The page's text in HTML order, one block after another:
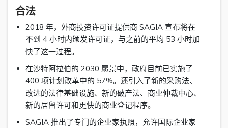
合法
2018 年，外商投资许可证提供商 SAGIA 宣布将在
不到 4 小时内颁发许可证，与之前的平均 53 小时加
快了这一过程。
在沙特阿拉伯的 2030 愿景中，政府目前已实施了
400 项计划改革中的 57%。还引入了新的采购法、
改进的法律基础设施、新的破产法、商业仲裁中心、
新的居留许可和更快的商业登记程序。
SAGIA 推出了专门的企业家执照，允许国际企业家